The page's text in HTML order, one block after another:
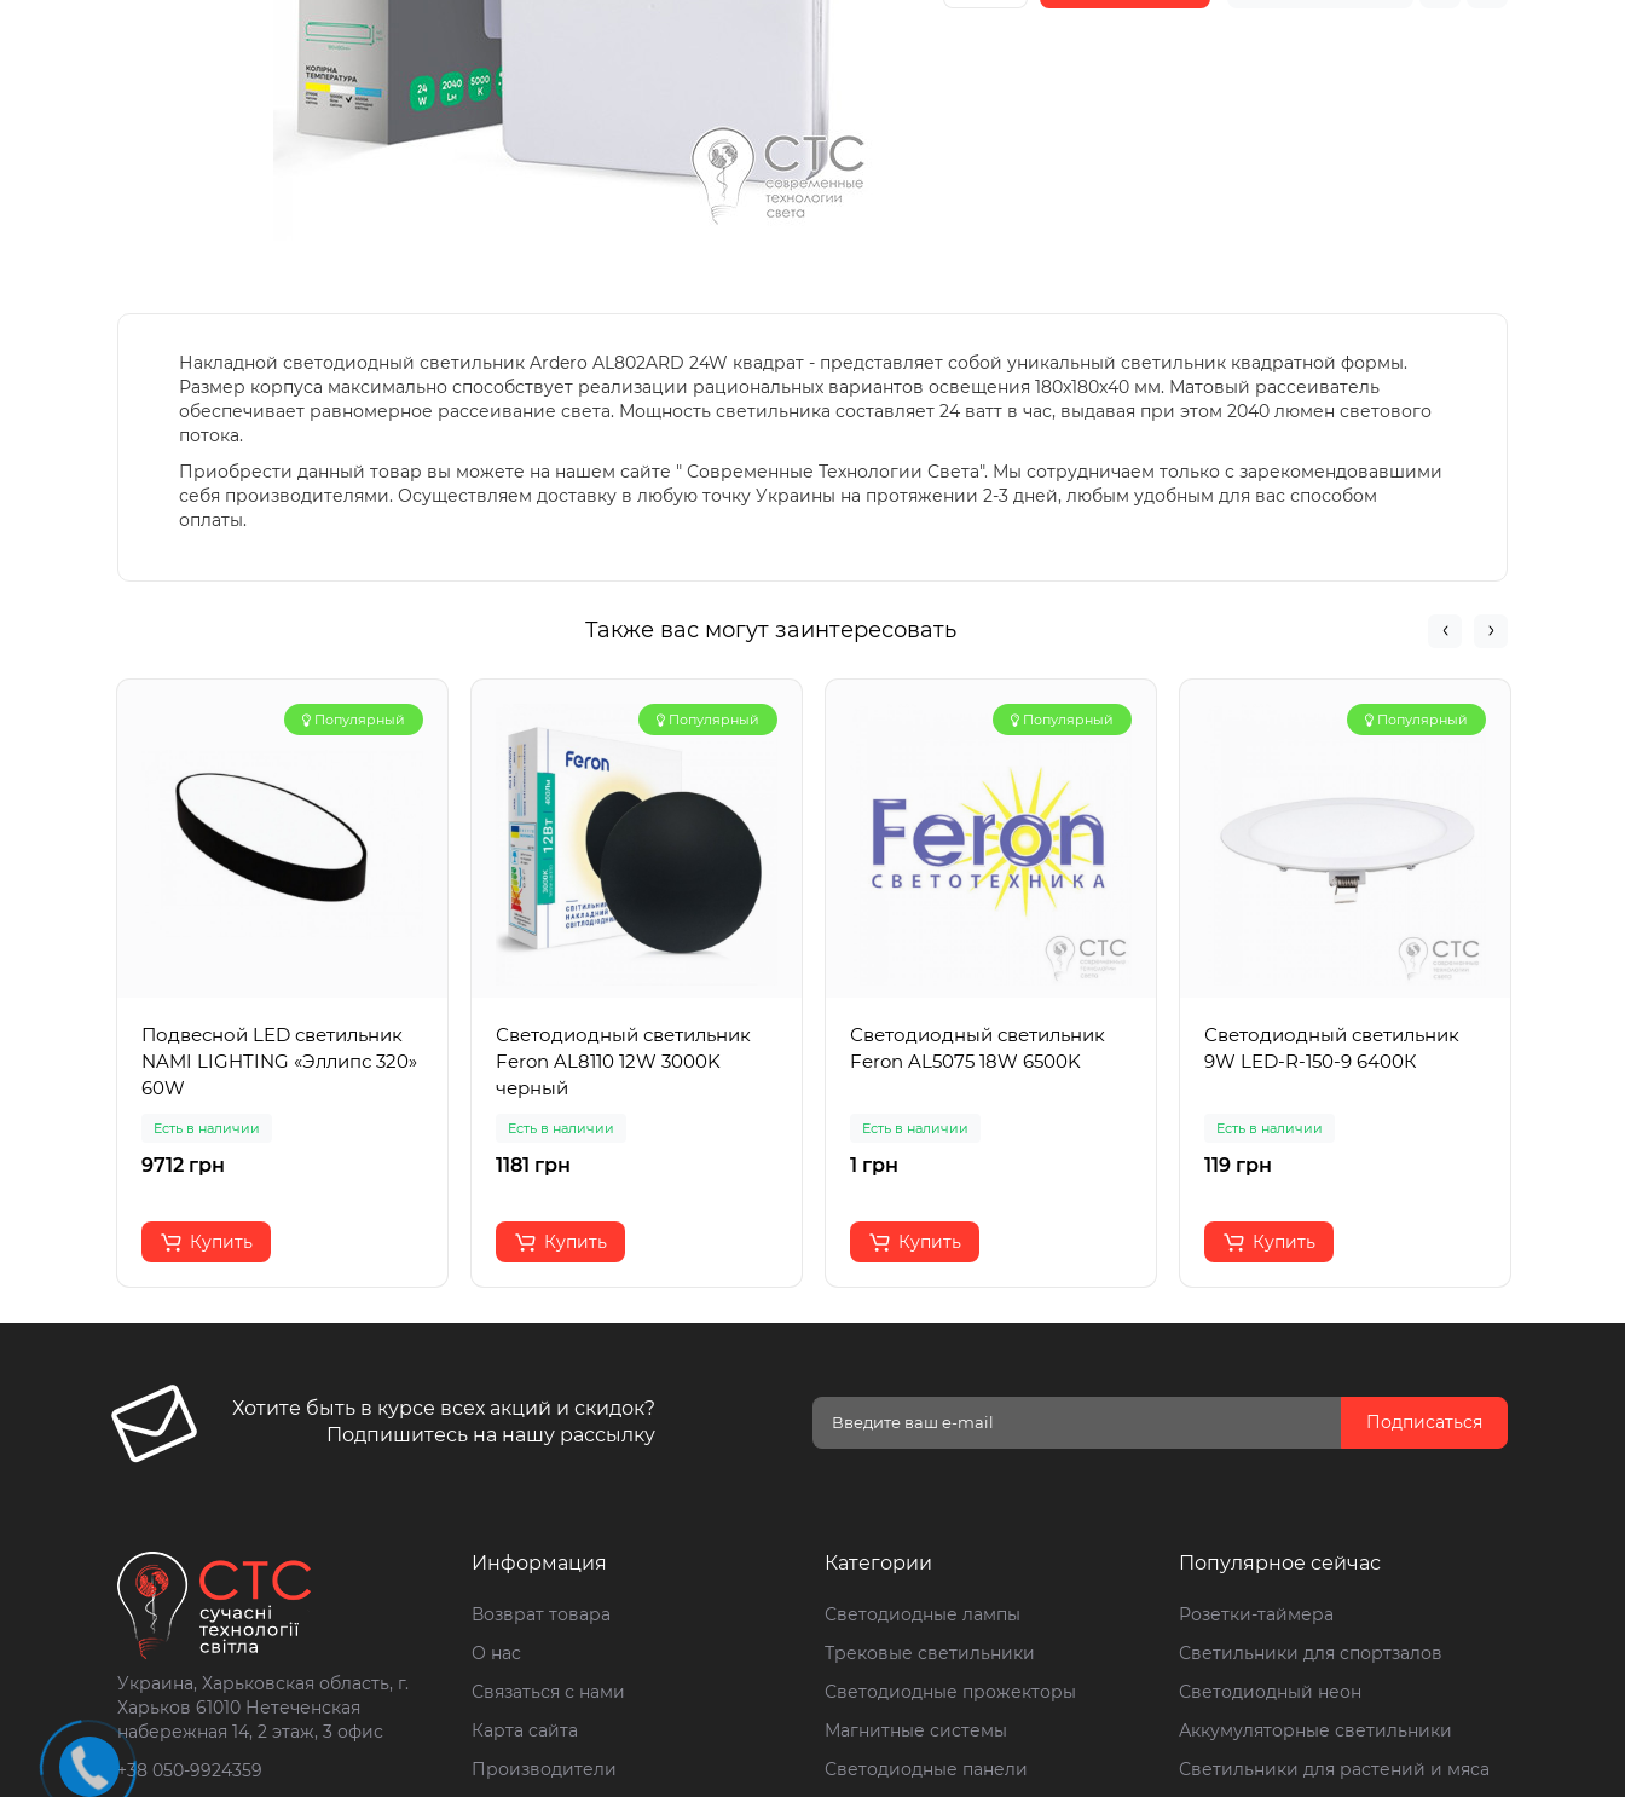
Накладной светодиодный светильник Ardero AL802ARD 24W квадрат - представляет собой уникальный светильник квадратной формы.
Размер корпуса максимально способствует реализации рациональных вариантов освещения 180x180x40 мм. Матовый рассеиватель
обеспечивает равномерное рассеивание света. Мощность светильника составляет 24 ватт в час, выдавая при этом 2040 люмен светового
потока.
Приобрести данный товар вы можете на нашем сайте " Современные Технологии Света". Мы сотрудничаем только с зарекомендовавшими
себя производителями. Осуществляем доставку в любую точку Украины на протяжении 2-3 дней, любым удобным для вас способом
оплаты.
Также вас могут заинтересовать
Популярный
Подвесной LED светильник
NAMI LIGHTING «Эллипс 320»
60W
Есть в наличии
9712 грн
Купить
Популярный
Светодиодный светильник
Feron AL8110 12W 3000K
черный
Есть в наличии
1181 грн
Купить
Популярный
Светодиодный светильник
Feron AL5075 18W 6500K
Есть в наличии
1 грн
Купить
Популярный
Светодиодный светильник
9W LED-R-150-9 6400К
Есть в наличии
119 грн
Купить
Хотите быть в курсе всех акций и скидок?
Подпишитесь на нашу рассылку
Подписаться
Украина, Харьковская область, г.
Харьков 61010 Нетеченская
набережная 14, 2 этаж, 3 офис
+38 050-9924359
Информация
Возврат товара
О нас
Связаться с нами
Карта сайта
Производители
Категории
Светодиодные лампы
Трековые светильники
Светодиодные прожекторы
Магнитные системы
Светодиодные панели
Популярное сейчас
Розетки-таймера
Светильники для спортзалов
Светодиодный неон
Аккумуляторные светильники
Светильники для растений и мяса